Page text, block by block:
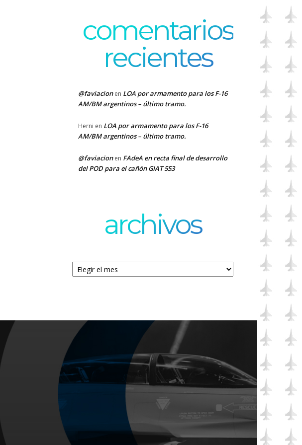
comentarios
recientes
@faviacionen LOA por armamento para los F-16
AM/BM argentinos – último tramo.
Herni en LOA por armamento para los F-16
AM/BM argentinos – último tramo.
@faviacionen FAdeA en recta final de desarrollo
del POD para el cañón GIAT 553
archivos
Archivos